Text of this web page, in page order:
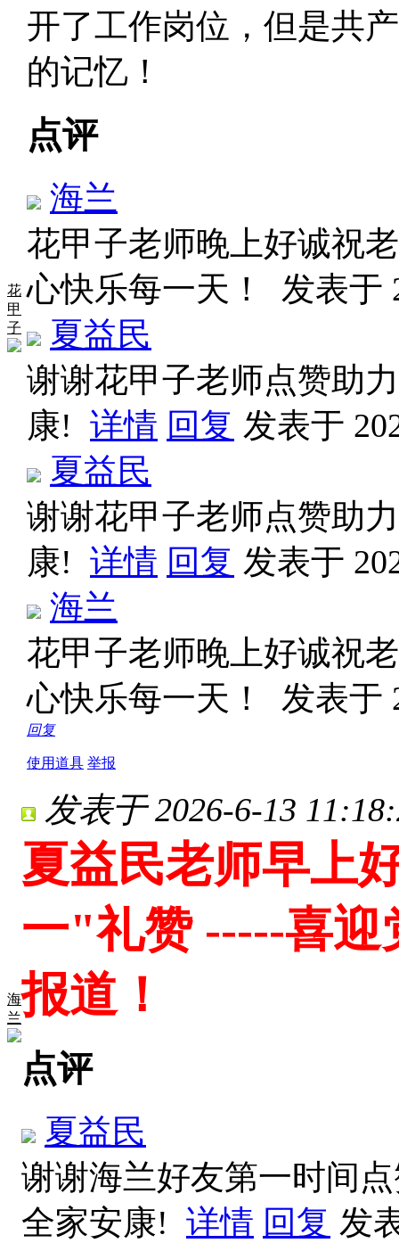
花
甲
子
开了工作岗位，但是共
的记忆！
点评
海兰
花甲子老师晚上好诚祝
心快乐每一天！ 发表于
夏益民
谢谢花甲子老师点赞助
康! 详情 回复 发表于
夏益民
谢谢花甲子老师点赞助
康! 详情 回复 发表于
海兰
花甲子老师晚上好诚祝
心快乐每一天！ 发表于
回复
使用道具 举报
海
兰
发表于 2026-6-13
夏益民老师早上
一"礼赞 -----喜迎
报道！
点评
夏益民
谢谢海兰好友第一时间
全家安康! 详情 回复 发